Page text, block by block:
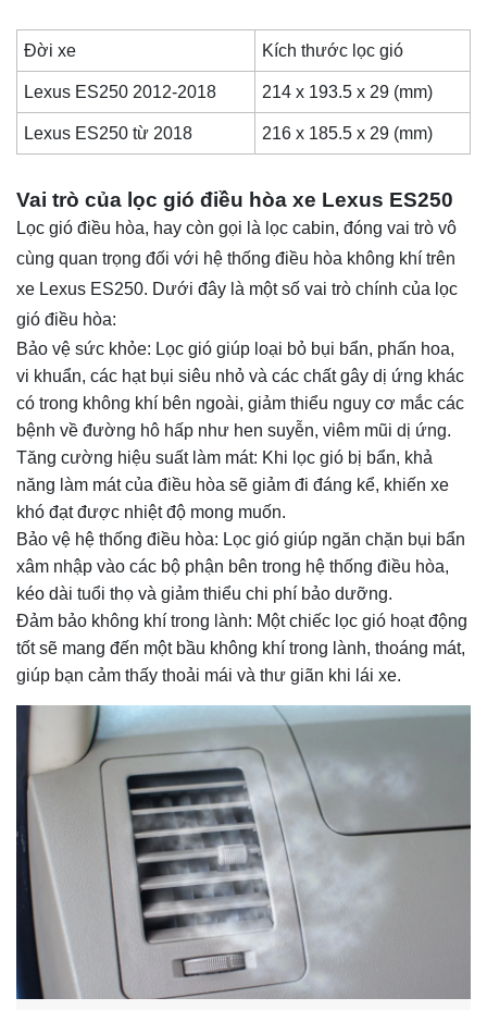
Đời xe Kích thước lọc gió
Lexus ES250 2012-2018 214 x 193.5 x 29 (mm)
Lexus ES250 từ 2018 216 x 185.5 x 29 (mm)
Vai trò của lọc gió điều hòa xe Lexus ES250
Lọc gió điều hòa, hay còn gọi là lọc cabin, đóng vai trò vô
cùng quan trọng đối với hệ thống điều hòa không khí trên
xe Lexus ES250. Dưới đây là một số vai trò chính của lọc
gió điều hòa:
Bảo vệ sức khỏe: Lọc gió giúp loại bỏ bụi bẩn, phấn hoa,
vi khuẩn, các hạt bụi siêu nhỏ và các chất gây dị ứng khác
có trong không khí bên ngoài, giảm thiểu nguy cơ mắc các
bệnh về đường hô hấp như hen suyễn, viêm mũi dị ứng.
Tăng cường hiệu suất làm mát: Khi lọc gió bị bẩn, khả
năng làm mát của điều hòa sẽ giảm đi đáng kể, khiến xe
khó đạt được nhiệt độ mong muốn.
Bảo vệ hệ thống điều hòa: Lọc gió giúp ngăn chặn bụi bẩn
xâm nhập vào các bộ phận bên trong hệ thống điều hòa,
kéo dài tuổi thọ và giảm thiểu chi phí bảo dưỡng.
Đảm bảo không khí trong lành: Một chiếc lọc gió hoạt động
tốt sẽ mang đến một bầu không khí trong lành, thoáng mát,
giúp bạn cảm thấy thoải mái và thư giãn khi lái xe.